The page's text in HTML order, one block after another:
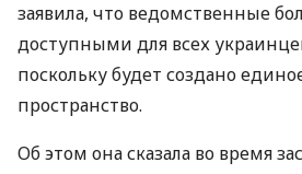
заявила, что ведомственные
доступными для всех
поскольку будет создано
пространство.
Об этом она сказала во время